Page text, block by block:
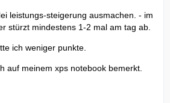
leistungs-steigerung ausmachen. - im
stürzt mindestens 1-2 mal am tag ab.
ich weniger punkte.
auf meinem xps notebook bemerkt.